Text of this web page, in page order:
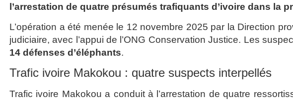
l’arrestation de quatre présumés trafiquants d’ivoire dans la
L’opération a été menée le 12 novembre 2025 par la Direction
judiciaire, avec l’appui de l’ONG Conservation Justice. Les
14 défenses d’éléphants.
Trafic ivoire Makokou : quatre suspects interpellés
Trafic ivoire Makokou a conduit à l’arrestation de quatre